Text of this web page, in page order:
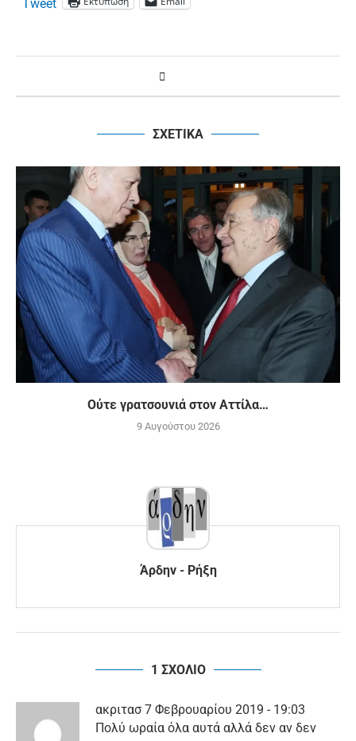
Tweet
ΣΧΕΤΙΚΑ
Ούτε γρατσουνιά στον Αττίλα…
9 Αυγούστου 2026
Άρδην - Ρήξη
1 ΣΧΟΛΙΟ
ακριτασ 7 Φεβρουαρίου 2019 - 19:03
Πολύ ωραία όλα αυτά αλλά δεν αν δεν